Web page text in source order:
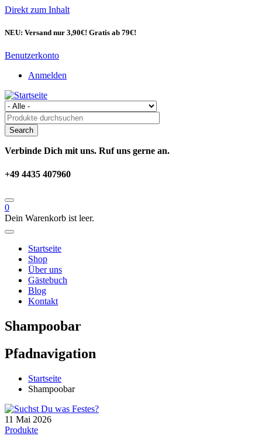
Direkt zum Inhalt
NEU: Versand nur 3,90€! Gratis ab 79€!
Benutzerkonto
Anmelden
Verbinde Dich mit uns. Ruf uns gerne an.
+49 4435 407960
0
Dein Warenkorb ist leer.
Startseite
Shop
Über uns
Gästebuch
Blog
Kontakt
Shampoobar
Pfadnavigation
Startseite
Shampoobar
11 Mai 2026
Produkte